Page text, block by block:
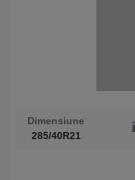
Dimensiune
285/40R21